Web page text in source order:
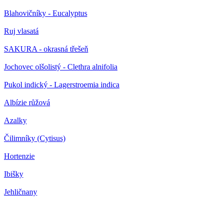
Blahovičníky - Eucalyptus
Ruj vlasatá
SAKURA - okrasná třešeň
Jochovec olšolistý - Clethra alnifolia
Pukol indický - Lagerstroemia indica
Albízie růžová
Azalky
Čilimníky (Cytisus)
Hortenzie
Ibišky
Jehličnany